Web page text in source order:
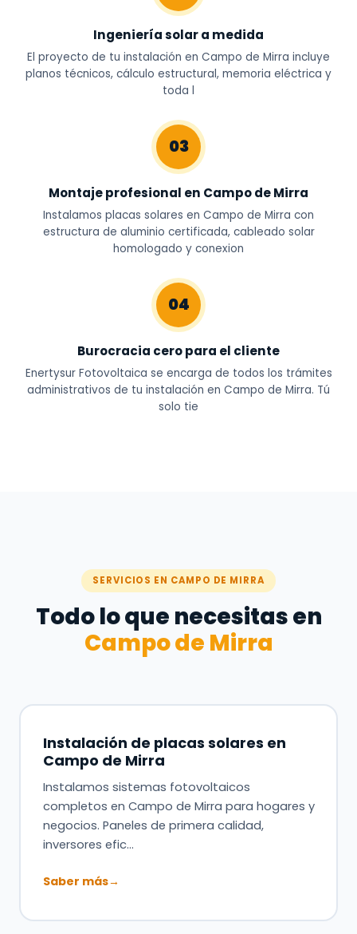
Ingeniería solar a medida
El proyecto de tu instalación en Campo de Mirra incluye
planos técnicos, cálculo estructural, memoria eléctrica y
toda l
03
Montaje profesional en Campo de Mirra
Instalamos placas solares en Campo de Mirra con
estructura de aluminio certificada, cableado solar
homologado y conexion
04
Burocracia cero para el cliente
Enertysur Fotovoltaica se encarga de todos los trámites
administrativos de tu instalación en Campo de Mirra. Tú
solo tie
SERVICIOS EN CAMPO DE MIRRA
Todo lo que necesitas en
Campo de Mirra
Instalación de placas solares en
Campo de Mirra
Instalamos sistemas fotovoltaicos
completos en Campo de Mirra para hogares y
negocios. Paneles de primera calidad,
inversores efic…
Saber más→